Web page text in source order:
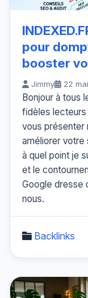
pour
booster
Jimmy 22
Bonjour à tous
fidèles lecteurs
vous présenter
améliorer votre
à quel point je
et le
Google dresse
nous.
Backlinks